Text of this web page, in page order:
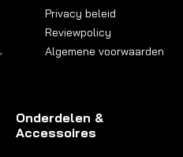
Privacy beleid
Reviewpolicy
Algemene voorwaarden
Onderdelen &
Accessoires